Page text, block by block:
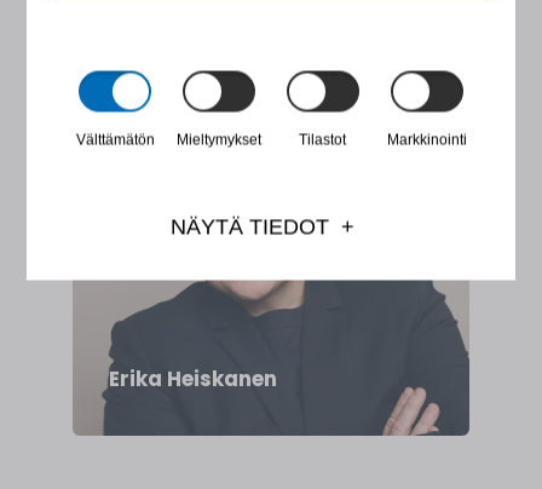
Välttämätön Mieltymykset Tilastot Markkinointi
NÄYTÄ TIEDOT
TOUCH
Erika Heiskanen
PsM, partner, laillistettu psykologi